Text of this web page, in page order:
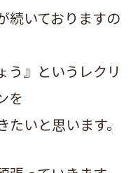
続いておりますの
う』というレクリ
を
いと思います。